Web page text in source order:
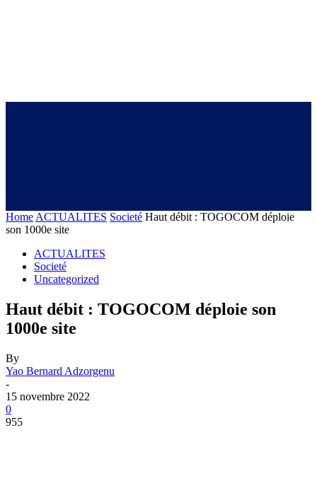
Home ACTUALITES Societé Haut débit : TOGOCOM déploie
son 1000e site
ACTUALITES
Societé
Uncategorized
Haut débit : TOGOCOM déploie son
1000e site
By
Yao Bernard Adzorgenu
-
15 novembre 2022
0
955